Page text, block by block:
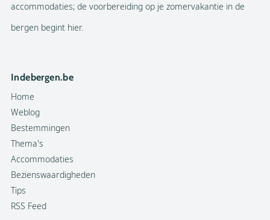
accommodaties; de voorbereiding op je zomervakantie in de
bergen begint hier.
Indebergen.be
Home
Weblog
Bestemmingen
Thema's
Accommodaties
Bezienswaardigheden
Tips
RSS Feed